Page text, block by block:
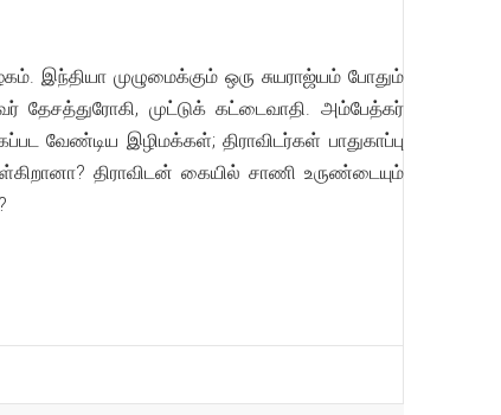
இந்தியா முழுமைக்கும் ஒரு சுயராஜ்யம் போதும்
தேசத்துரோகி, முட்டுக் கட்டைவாதி. அம்பேத்கர்
வேண்டிய இழிமக்கள்; திராவிடர்கள் பாதுகாப்பு
திராவிடன் கையில் சாணி உருண்டையும்